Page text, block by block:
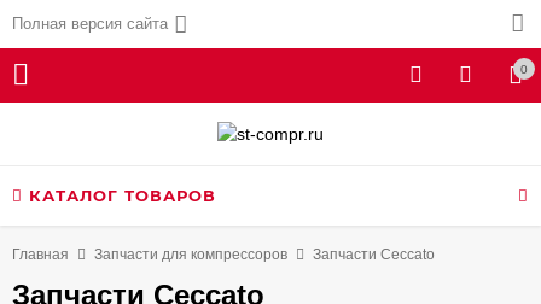
Полная версия сайта
0
КАТАЛОГ ТОВАРОВ
Главная Запчасти для компрессоров Запчасти Ceccato
Запчасти Ceccato